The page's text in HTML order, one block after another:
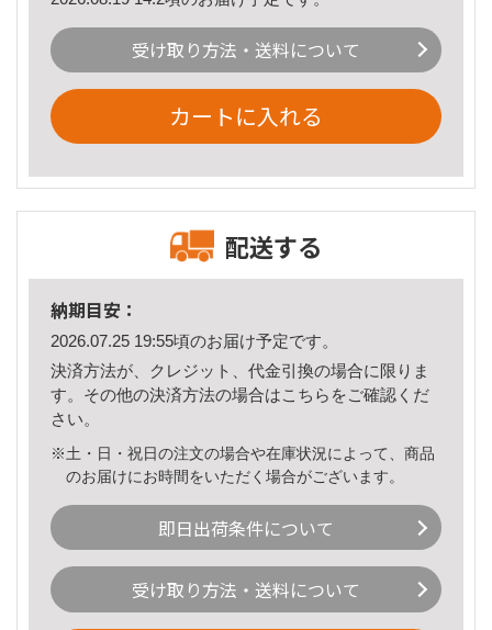
受け取り方法・送料について
カートに入れる
配送する
納期目安：
2026.07.25 19:55頃のお届け予定です。
決済方法が、クレジット、代金引換の場合に限りま
す。その他の決済方法の場合はこちら をご確認くだ
さい。
※土・日・祝日の注文の場合や在庫状況によって、商品
のお届けにお時間をいただく場合がございます。
即日出荷条件について
受け取り方法・送料について